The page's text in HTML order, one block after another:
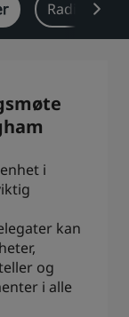
Suites
Radisson
i
kan
og
i alle